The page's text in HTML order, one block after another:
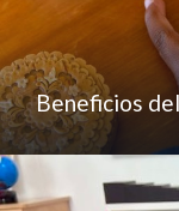
Beneficios